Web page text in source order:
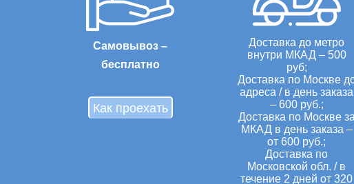
Самовывоз –
бесплатно
Как проехать
Доставка до метро
внутри МКАД – 500
руб;
Доставка по Москве
адреса / в день заказа
– 600 руб.;
Доставка по Москве за
МКАД в день заказа –
от 600 руб.;
Доставка по
Московской обл. / в
течение 2 дней от 320